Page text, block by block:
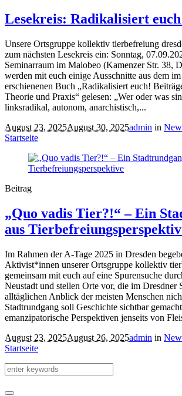
Lesekreis: Radikalisiert
Unsere Ortsgruppe kollektiv tierbefreiung
zum nächsten Lesekreis ein: Sonntag,
Seminarraum im Malobeo (Kamenzer Str. 38,
werden mit euch einige Ausschnitte aus dem
erschienenen Buch „Radikalisiert euch!
Theorie und Praxis“ gelesen: „Wer oder was
linksradikal, autonom, anarchistisch,...
August 23, 2025August 30, 2025admin in
Startseite
Beitrag
„Quo vadis Tier?!“ – Ein
aus
Im Rahmen der A-Tage 2025 in Dresden
Aktivist*innen unserer Ortsgruppe kollektiv
gemeinsam mit euch auf eine Spurensuche
Neustadt und stellen Orte vor, die im
alltäglichen Anblick der meisten Menschen
Stadtrundgang soll Geschichte sichtbar
emanzipatorische Perspektiven jenseits von
August 23, 2025August 26, 2025admin in
Startseite